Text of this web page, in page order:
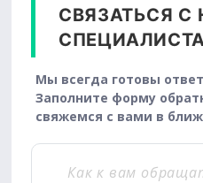
СВЯЗАТЬСЯ
Мы всегда готовы
Заполните форму
свяжемся с вами в